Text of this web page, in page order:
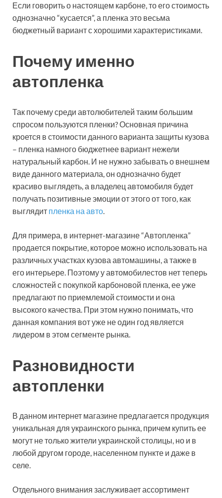
Если говорить о настоящем карбоне, то его стоимость
однозначно “кусается”, а пленка это весьма
бюджетный вариант с хорошими характеристиками.
Почему именно
автопленка
Так почему среди автолюбителей таким большим
спросом пользуются пленки? Основная причина
кроется в стоимости данного варианта защиты кузова
– пленка намного бюджетнее вариант нежели
натуральный карбон. И не нужно забывать о внешнем
виде данного материала, он однозначно будет
красиво выглядеть, а владелец автомобиля будет
получать позитивные эмоции от этого от того, как
выглядит пленка на авто.
Для примера, в интернет-магазине “Автопленка”
продается покрытие, которое можно использовать на
различных участках кузова автомашины, а также в
его интерьере. Поэтому у автомобилестов нет теперь
сложностей с покупкой карбоновой пленка, ее уже
предлагают по приемлемой стоимости и она
высокого качества. При этом нужно понимать, что
данная компания вот уже не один год является
лидером в этом сегменте рынка.
Разновидности
автопленки
В данном интернет магазине предлагается продукция
уникальная для украинского рынка, причем купить ее
могут не только жители украинской столицы, но и в
любой другом городе, населенном пункте и даже в
селе.
Отдельного внимания заслуживает ассортимент